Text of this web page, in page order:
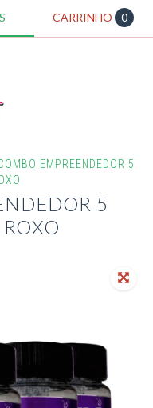
CARRINHO 0
EMPREENDEDOR 5
5